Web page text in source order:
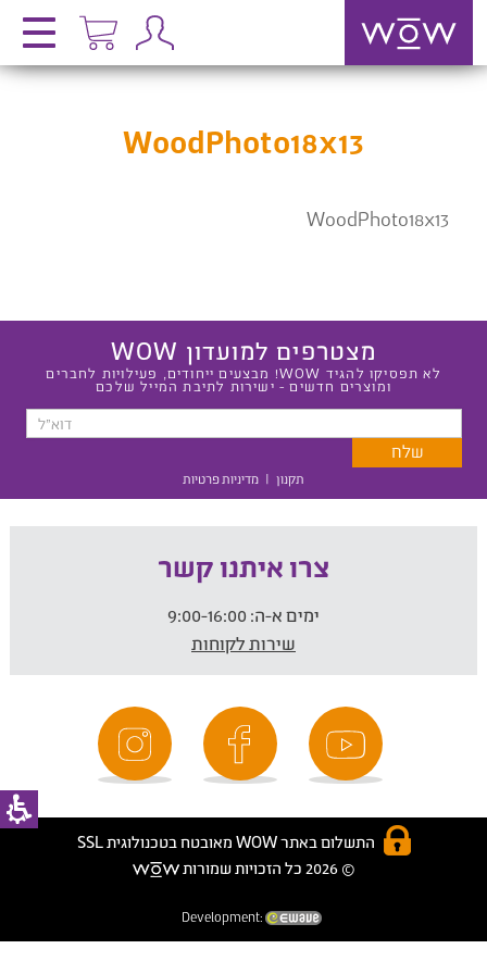
WoodPhoto18x13
WoodPhoto18x13
מצטרפים למועדון WOW
לא תפסיקו להגיד WOW! מבצעים ייחודים, פעילויות לחברים
ומוצרים חדשים - ישירות לתיבת המייל שלכם
תקנון | מדיניות פרטיות
צרו איתנו קשר
ימים א-ה:
שירות לקוחות
התשלום באתר WOW מאובטח בטכנולוגית SSL
© 2026 כל הזכויות שמורות
Development: